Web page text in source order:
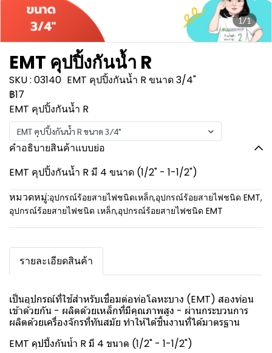
1/1
EMT คุปปิ้งกันน้ำ R
SKU : 03140 EMT คุปปิ้งกันน้ำ R ขนาด 3/4"
฿17
EMT คุปปิ้งกันน้ำ R
EMT คุปปิ้งกันน้ำ R ขนาด 3/4"
คำอธิบายสินค้าแบบย่อ
EMT คุปปิ้งกันน้ำ R มี 4 ขนาด (1/2" - 1-1/2")
หมวดหมู่:อุปกรณ์ร้อยสายไฟชนิดเหล็ก,อุปกรณ์ร้อยสายไฟชนิด EMT,
อุปกรณ์ร้อยสายไฟชนิด เหล็ก,อุปกรณ์ร้อยสายไฟชนิด EMT
รายละเอียดสินค้า
เป็นอุปกรณ์ที่ใช้สำหรับเชื่อมต่อท่อโลหะบาง (EMT) สองท่อน
เข้าด้วยกัน - ผลิตด้วยเหล็กที่มีคุณภาพสูง - ผ่านกระบวนการ
ผลิตด้วยเครื่องจักรที่ทันสมัย ทำให้ได้ชิ้นงานที่ได้มาตรฐาน
EMT คุปปิ้งกันน้ำ R มี 4 ขนาด (1/2" - 1-1/2")